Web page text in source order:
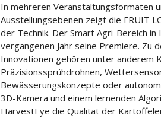
In mehreren Veranstaltungsformaten
Ausstellungsebenen zeigt die FRUIT
der Technik. Der Smart Agri-Bereich
vergangenen Jahr seine Premiere. Zu
Innovationen gehören unter
Präzisionssprühdrohnen,
Bewässerungskonzepte oder
3D-Kamera und einem lernenden
HarvestEye die Qualität der